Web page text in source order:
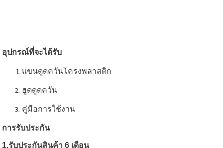
อุปกรณ์ที่จะได้รับ
แขนดูดควันโครงพลาสติก
ฮูดดูดควัน
คู่มือการใช้งาน
การรับประกัน
1.รับประกันสินค้า 6 เดือน